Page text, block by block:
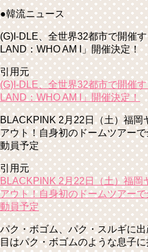
●韓流ニュース
(G)I-DLE、全世界32都市で開催
LAND：WHO AM I」開催決定！
引用元
(G)I-DLE、全世界32都市で開催
LAND：WHO AM I」開催決定！
BLACKPINK 2月22日（土）福岡
アウト！自身初のドームツアー
動員予定
引用元
BLACKPINK 2月22日（土）福岡
アウト！自身初のドームツアー
動員予定
パク・ボゴム、パク・スルギに
目はパク・ボゴムのような息子に